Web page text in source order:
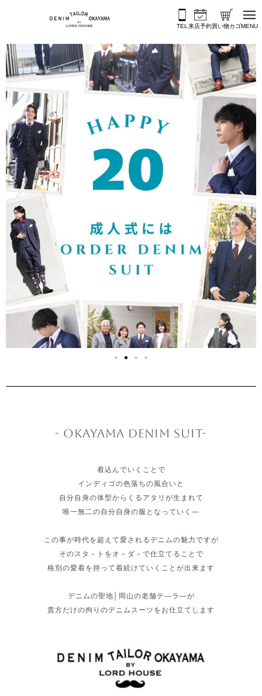
TEL 来店予約買い物カゴMENU
- OKAYAMA DENIM SUIT-
着込んでいくことで
インディゴの色落ちの風合いと
自分自身の体型からくるアタリが生まれて
唯一無二の自分自身の服となっていく―
この事が時代を超えて愛されるデニムの魅力ですが
そのスタ－トをオ－ダ－で仕立てることで
格別の愛着を持って着続けていくことが出来ます
デニムの聖地│岡山の老舗テ―ラ―が
貴方だけの拘りのデニムスーツをお仕立てします